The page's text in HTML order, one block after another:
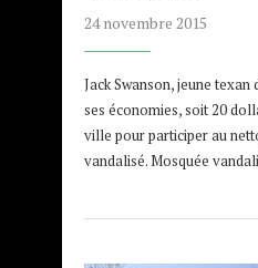
24 novembre 2015
Jack Swanson, jeune
ses économies, soit 20
ville pour participer au
vandalisé. Mosquée